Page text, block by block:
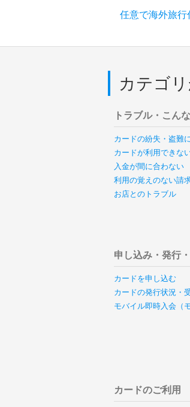
任意で海外旅
カテゴ
トラブル・こん
カードの紛失・盗難
カードが利用できな
入金が間に合わない
利用の覚えのない請
お店とのトラブル
申し込み・発行
カードを申し込む
カードの発行状況・
モバイル即時入会（
カードのご利用